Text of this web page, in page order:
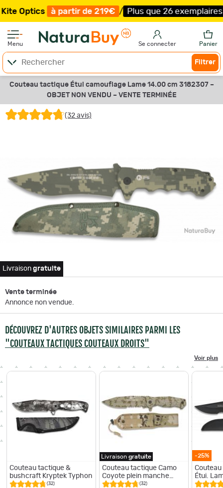
à partir de 219€ / Plus que 26 exemplaires ! /
Menu Se connecter Panier
Filtrer
Couteau tactique Étui camouflage Lame 14.00 cm 3182307 –
OBJET NON VENDU – VENTE TERMINÉE
(32 avis)
Livraison gratuite
Vente terminée
Annonce non vendue.
DÉCOUVREZ D'AUTRES OBJETS SIMILAIRES PARMI LES
"COUTEAUX TACTIQUES COUTEAUX DROITS"
Voir plus
Couteau tactique &
bushcraft Kryptek Typhon
(32)
Livraison gratuite
Couteau tactique Camo
Coyote plein manche
avec lame 14cm
(32)
-25%
Étui.